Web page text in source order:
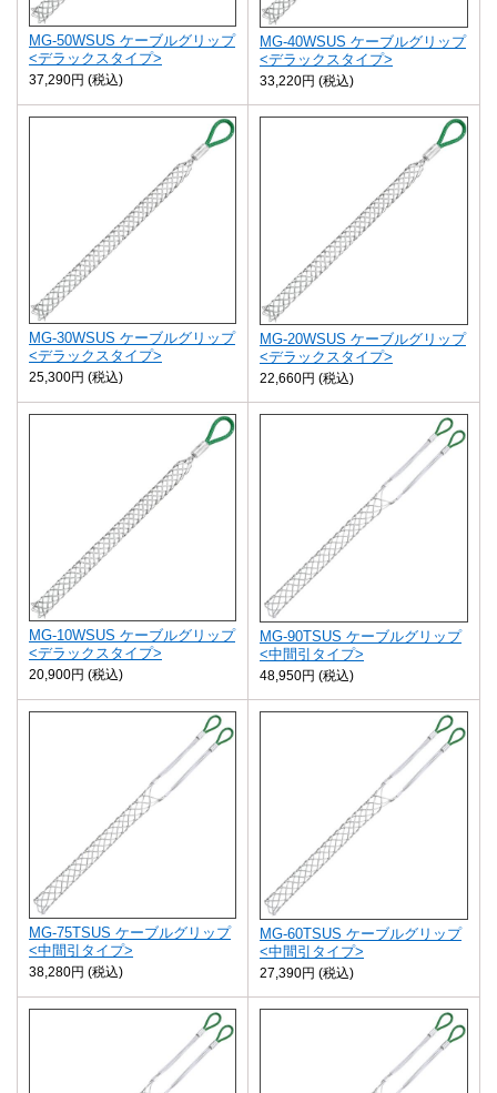
MG-50WSUS ケーブルグリップ
<デラックスタイプ>
37,290円 (税込)
MG-40WSUS ケーブルグリップ
<デラックスタイプ>
33,220円 (税込)
MG-30WSUS ケーブルグリップ
<デラックスタイプ>
25,300円 (税込)
MG-20WSUS ケーブルグリップ
<デラックスタイプ>
22,660円 (税込)
MG-10WSUS ケーブルグリップ
<デラックスタイプ>
20,900円 (税込)
MG-90TSUS ケーブルグリップ
<中間引タイプ>
48,950円 (税込)
MG-75TSUS ケーブルグリップ
<中間引タイプ>
38,280円 (税込)
MG-60TSUS ケーブルグリップ
<中間引タイプ>
27,390円 (税込)